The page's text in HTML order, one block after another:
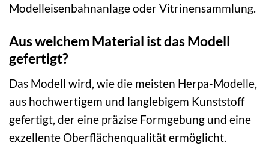
Modelleisenbahnanlage oder Vitrinensammlung.
Aus welchem Material ist das Modell
gefertigt?
Das Modell wird, wie die meisten Herpa-Modelle,
aus hochwertigem und langlebigem Kunststoff
gefertigt, der eine präzise Formgebung und eine
exzellente Oberflächenqualität ermöglicht.